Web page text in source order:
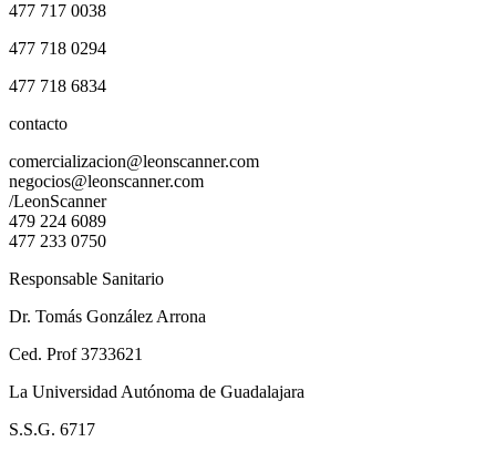
477 717 0038
477 718 0294
477 718 6834
contacto
comercializacion@leonscanner.com
negocios@leonscanner.com
/LeonScanner
479 224 6089
477 233 0750
Responsable Sanitario
Dr. Tomás González Arrona
Ced. Prof 3733621
La Universidad Autónoma de Guadalajara
S.S.G. 6717